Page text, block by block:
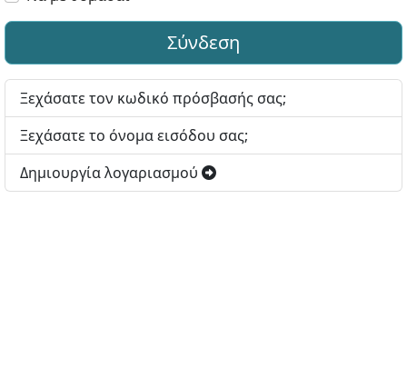
Σύνδεση
Ξεχάσατε τον κωδικό πρόσβασής σας;
Ξεχάσατε το όνομα εισόδου σας;
Δημιουργία λογαριασμού